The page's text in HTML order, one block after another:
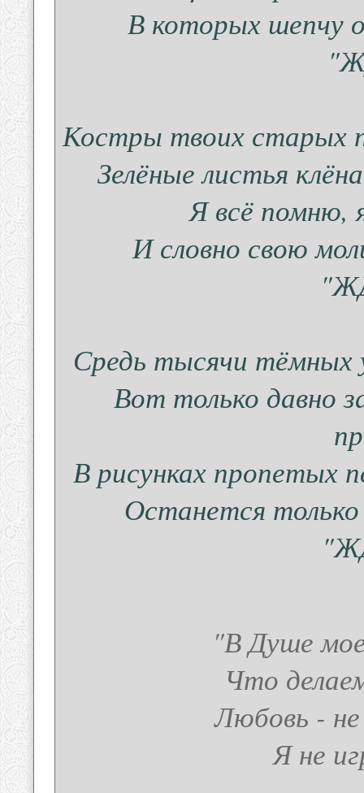
В которых шепчу
Костры твоих старых
Зелёные листья
Я всё помню,
И словно свою
Средь тысячи тёмных
Вот только давно
В рисунках пропетых
Останется только
"В Душе
Что
Любовь -
Я не